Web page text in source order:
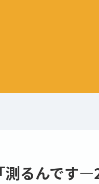
測るんです